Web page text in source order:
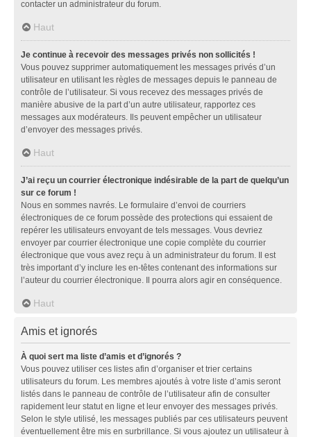
contacter un administrateur du forum.
Haut
Je continue à recevoir des messages privés non sollicités !
Vous pouvez supprimer automatiquement les messages privés d’un
utilisateur en utilisant les règles de messages depuis le panneau de
contrôle de l’utilisateur. Si vous recevez des messages privés de
manière abusive de la part d’un autre utilisateur, rapportez ces
messages aux modérateurs. Ils peuvent empêcher un utilisateur
d’envoyer des messages privés.
Haut
J’ai reçu un courrier électronique indésirable de la part de quelqu’un
sur ce forum !
Nous en sommes navrés. Le formulaire d’envoi de courriers
électroniques de ce forum possède des protections qui essaient de
repérer les utilisateurs envoyant de tels messages. Vous devriez
envoyer par courrier électronique une copie complète du courrier
électronique que vous avez reçu à un administrateur du forum. Il est
très important d’y inclure les en-têtes contenant des informations sur
l’auteur du courrier électronique. Il pourra alors agir en conséquence.
Haut
Amis et ignorés
À quoi sert ma liste d’amis et d’ignorés ?
Vous pouvez utiliser ces listes afin d’organiser et trier certains
utilisateurs du forum. Les membres ajoutés à votre liste d’amis seront
listés dans le panneau de contrôle de l’utilisateur afin de consulter
rapidement leur statut en ligne et leur envoyer des messages privés.
Selon le style utilisé, les messages publiés par ces utilisateurs peuvent
éventuellement être mis en surbrillance. Si vous ajoutez un utilisateur à